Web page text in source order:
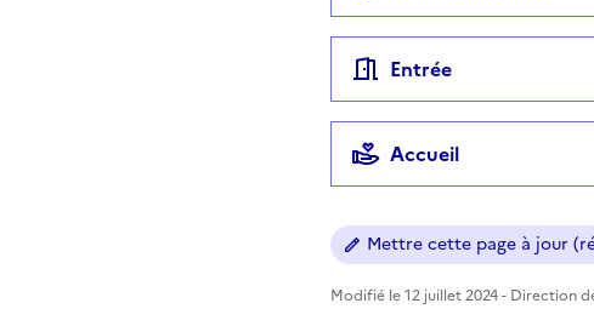
Entrée
Accueil
Mettre cette page à jour
Modifié le 12 juillet 2024 - Direction